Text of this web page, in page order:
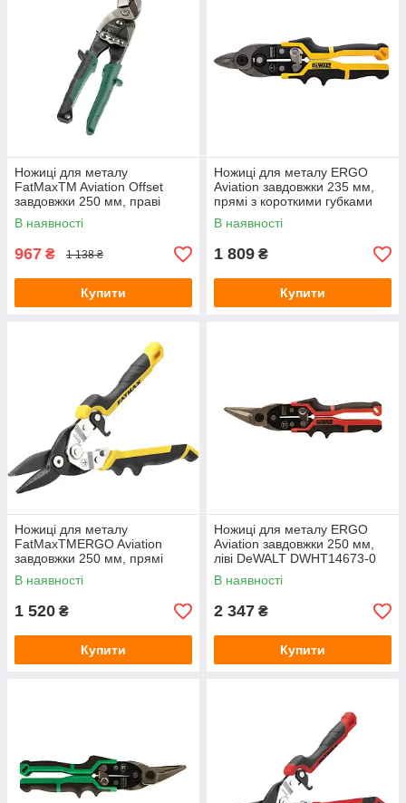
Ножиці для металу
FatMaxTM Aviation Offset
завдовжки 250 мм, праві
STANLEY 2-14-568
В наявності
967 ₴ 1 138 ₴
Купити
Ножиці для металу ERGO
Aviation завдовжки 235 мм,
прямі з короткими губками
DeWALT DWHT14694-0
В наявності
1 809 ₴
Купити
Ножиці для металу
FatMaxTMERGO Aviation
завдовжки 250 мм, прямі
STANLEY FMHT73756-0
В наявності
1 520 ₴
Купити
Ножиці для металу ERGO
Aviation завдовжки 250 мм,
ліві DeWALT DWHT14673-0
В наявності
2 347 ₴
Купити